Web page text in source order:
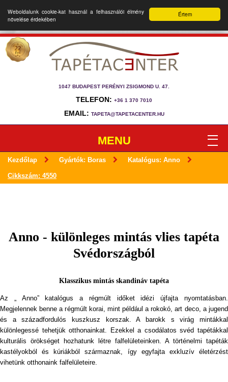
Értem
Weboldalunk cookie-kat használ a felhasználói élmény
növelése érdekében
1047 BUDAPEST PERÉNYI ZSIGMOND U. 47.
TELEFON: +36 1 370 7010
EMAIL: TAPETA@TAPETACENTER.HU
MENU
Kezdőlap Gyártók: Boras Katalógus: Anno
Cikkszám: 4550
Anno - különleges mintás vlies tapéta
Svédországból
Klasszikus mintás skandináv tapéta
Az „ Anno” katalógus a régmúlt időket idézi újfajta nyomtatásban.
Megjelennek benne a régmúlt korai, mint például a rokokó, art deco, a jugend
és a századfordulós kuszkusz korszak. A barokk s virág mintákkal
különlegessé tehetjük otthonainkat. Ezekkel a csodálatos svéd tapétákkal
kulturális örökséget hozhatunk létre falfelületeinken. A történelmi tapéták
kastélyokból és kúriákból származnak, így egyfajta exkluzív életérzést
vihetünk otthonaink falfelületeire.